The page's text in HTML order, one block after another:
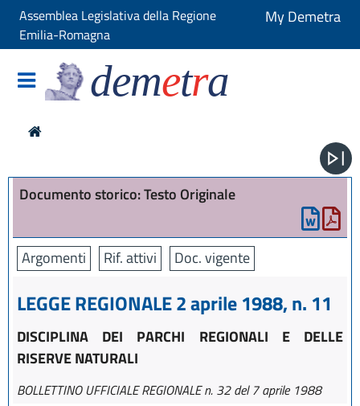
Assemblea Legislativa della Regione
Emilia-Romagna
My Demetra
demetra
Documento storico: Testo Originale
Argomenti Rif. attivi Doc. vigente
LEGGE REGIONALE 2 aprile 1988, n. 11
DISCIPLINA DEI PARCHI REGIONALI E DELLE
RISERVE NATURALI
BOLLETTINO UFFICIALE REGIONALE n. 32 del 7 aprile 1988